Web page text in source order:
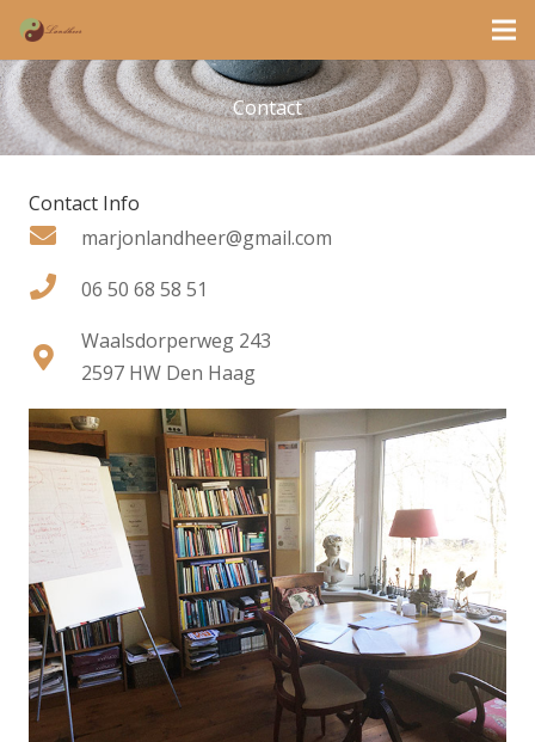
Contact
Contact Info
marjonlandheer@gmail.com
06 50 68 58 51
Waalsdorperweg 243
2597 HW Den Haag